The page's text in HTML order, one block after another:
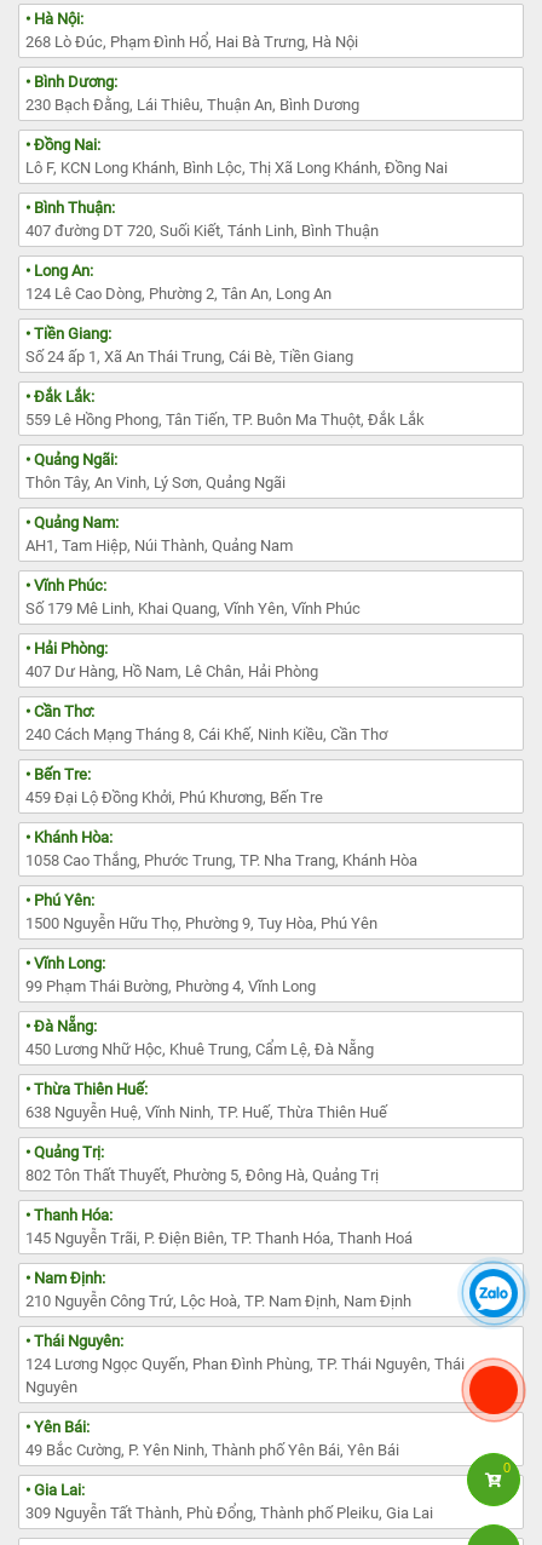
• Hà Nội:
268 Lò Đúc, Phạm Đình Hổ, Hai Bà Trưng, Hà Nội
• Bình Dương:
230 Bạch Đằng, Lái Thiêu, Thuận An, Bình Dương
• Đồng Nai:
Lô F, KCN Long Khánh, Bình Lộc, Thị Xã Long Khánh, Đồng Nai
• Bình Thuận:
407 đường DT 720, Suối Kiết, Tánh Linh, Bình Thuận
• Long An:
124 Lê Cao Dòng, Phường 2, Tân An, Long An
• Tiền Giang:
Số 24 ấp 1, Xã An Thái Trung, Cái Bè, Tiền Giang
• Đắk Lắk:
559 Lê Hồng Phong, Tân Tiến, TP. Buôn Ma Thuột, Đắk Lắk
• Quảng Ngãi:
Thôn Tây, An Vinh, Lý Sơn, Quảng Ngãi
• Quảng Nam:
AH1, Tam Hiệp, Núi Thành, Quảng Nam
• Vĩnh Phúc:
Số 179 Mê Linh, Khai Quang, Vĩnh Yên, Vĩnh Phúc
• Hải Phòng:
407 Dư Hàng, Hồ Nam, Lê Chân, Hải Phòng
• Cần Thơ:
240 Cách Mạng Tháng 8, Cái Khế, Ninh Kiều, Cần Thơ
• Bến Tre:
459 Đại Lộ Đồng Khởi, Phú Khương, Bến Tre
• Khánh Hòa:
1058 Cao Thắng, Phước Trung, TP. Nha Trang, Khánh Hòa
• Phú Yên:
1500 Nguyễn Hữu Thọ, Phường 9, Tuy Hòa, Phú Yên
• Vĩnh Long:
99 Phạm Thái Bường, Phường 4, Vĩnh Long
• Đà Nẵng:
450 Lương Nhữ Hộc, Khuê Trung, Cẩm Lệ, Đà Nẵng
• Thừa Thiên Huế:
638 Nguyễn Huệ, Vĩnh Ninh, TP. Huế, Thừa Thiên Huế
• Quảng Trị:
802 Tôn Thất Thuyết, Phường 5, Đông Hà, Quảng Trị
• Thanh Hóa:
145 Nguyễn Trãi, P. Điện Biên, TP. Thanh Hóa, Thanh Hoá
• Nam Định:
210 Nguyễn Công Trứ, Lộc Hoà, TP. Nam Định, Nam Định
• Thái Nguyên:
124 Lương Ngọc Quyến, Phan Đình Phùng, TP. Thái Nguyên, Thái
Nguyên
• Yên Bái:
49 Bắc Cường, P. Yên Ninh, Thành phố Yên Bái, Yên Bái
• Gia Lai:
309 Nguyễn Tất Thành, Phù Đổng, Thành phố Pleiku, Gia Lai
0